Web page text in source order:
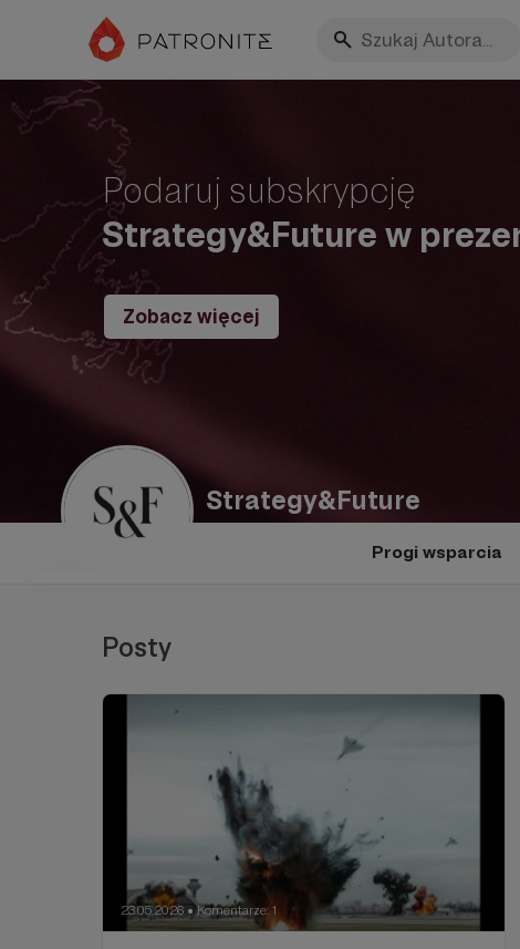
Podaruj subskrypcję
Strategy&Future w
Zobacz więcej
Strategy&Future
Progi wsparcia
Posty
23.05.2026 ● Komentarze: 1